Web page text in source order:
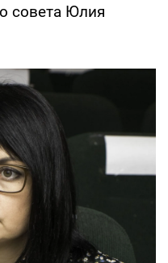
совета Юлия